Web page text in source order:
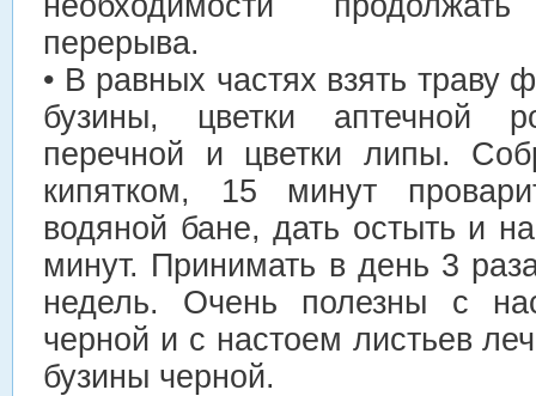
перерыва.
• В равных частях взять траву
бузины, цветки аптечной
перечной и цветки липы.
кипятком, 15 минут
водяной бане, дать остыть и
минут. Принимать в день 3
недель. Очень полезны с
черной и с настоем листьев
бузины черной.